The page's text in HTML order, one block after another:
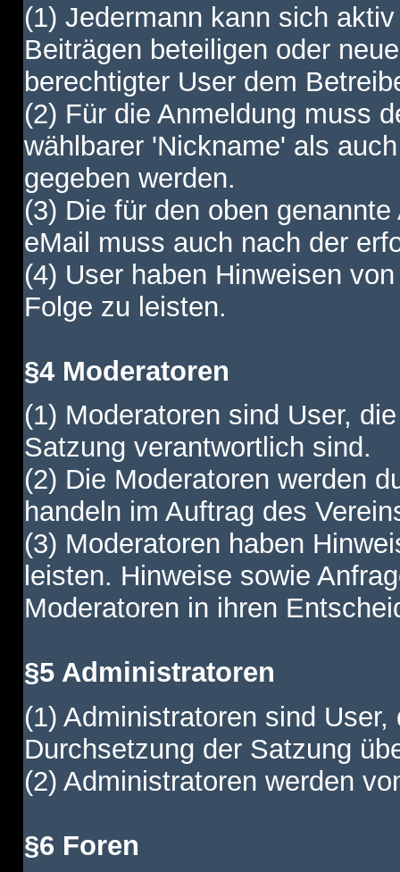
(1) Jedermann kann sich
Beiträgen beteiligen oder
berechtigter User dem
(2) Für die Anmeldung muss
wählbarer 'Nickname' als
gegeben werden.
(3) Die für den oben
eMail muss auch nach der
(4) User haben Hinweisen
Folge zu leisten.
§4 Moderatoren
(1) Moderatoren sind User,
Satzung verantwortlich sind.
(2) Die Moderatoren werden
handeln im Auftrag des
(3) Moderatoren haben
leisten. Hinweise sowie
Moderatoren in ihren
§5 Administratoren
(1) Administratoren sind
Durchsetzung der Satzung
(2) Administratoren werden
§6 Foren